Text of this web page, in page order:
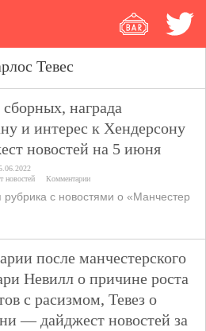
Тевес
награда
и интерес к Хендерсону
новостей на 5 июня
новостей Комментарии
рубрика с новостями о «Манчестер
после манчестерского
Невилл о причине роста
с расизмом, Тевез о
— дайджест новостей за